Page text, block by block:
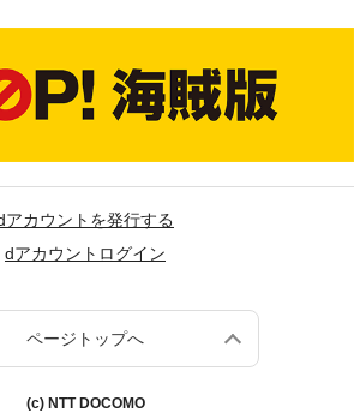
アカウントを発行する
dアカウントログイン
ページトップへ
(c) NTT DOCOMO